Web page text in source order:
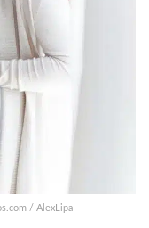
/ AlexLipa